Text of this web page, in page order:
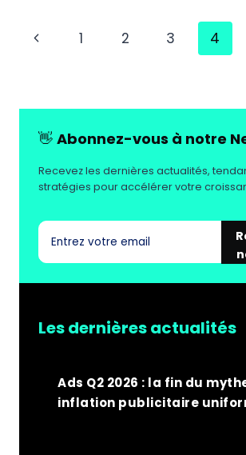
ET
Navigation
Page
1 2 3 4
👋 Abonnez-vous à notre
Recevez les dernières actualités,
stratégies pour accélérer votre
Les dernières actualités
Ads Q2 2026 : la fin du
inflation publicitaire